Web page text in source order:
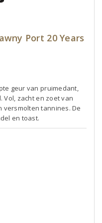
Port 20 Years
geur van pruimedant,
Vol, zacht en zoet van
versmolten tannines. De
en toast.